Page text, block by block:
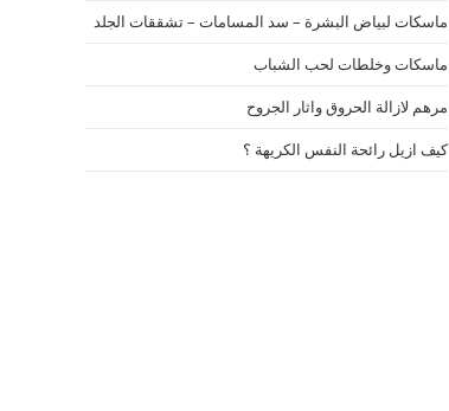
ماسكات لبياض البشرة – سد المسامات – تشققات الجلد
ماسكات وخلطات لحب الشباب
مرهم لازالة الحروق واثار الجروح
كيف ازيل رائحة النفس الكريهة ؟